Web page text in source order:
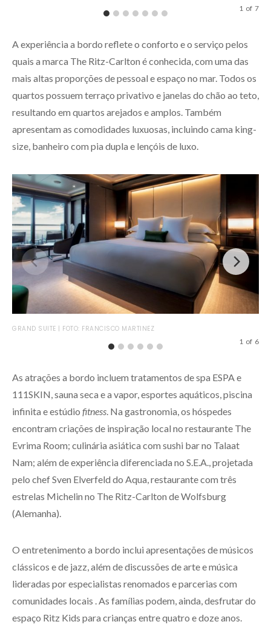
1 of 7
A experiência a bordo reflete o conforto e o serviço pelos
quais a marca The Ritz-Carlton é conhecida, com uma das
mais altas proporções de pessoal e espaço no mar. Todos os
quartos possuem terraço privativo e janelas do chão ao teto,
resultando em quartos arejados e amplos. Também
apresentam as comodidades luxuosas, incluindo cama king-
size, banheiro com pia dupla e lençóis de luxo.
GRAND SUITE | FOTO: FRANCISCO MARTINEZ
1 of 6
As atrações a bordo incluem tratamentos de spa ESPA e
111SKIN, sauna seca e a vapor, esportes aquáticos, piscina
infinita e estúdio fitness . Na gastronomia, os hóspedes
encontram criações de inspiração local no restaurante The
Evrima Room; culinária asiática com sushi bar no Talaat
Nam; além de experiência diferenciada no S.E.A., projetada
pelo chef Sven Elverfeld do Aqua, restaurante com três
estrelas Michelin no The Ritz-Carlton de Wolfsburg
(Alemanha).
O entretenimento a bordo inclui apresentações de músicos
clássicos e de jazz, além de discussões de arte e música
lideradas por especialistas renomados e parcerias com
comunidades locais . As famílias podem, ainda, desfrutar do
espaço Ritz Kids para crianças entre quatro e doze anos.